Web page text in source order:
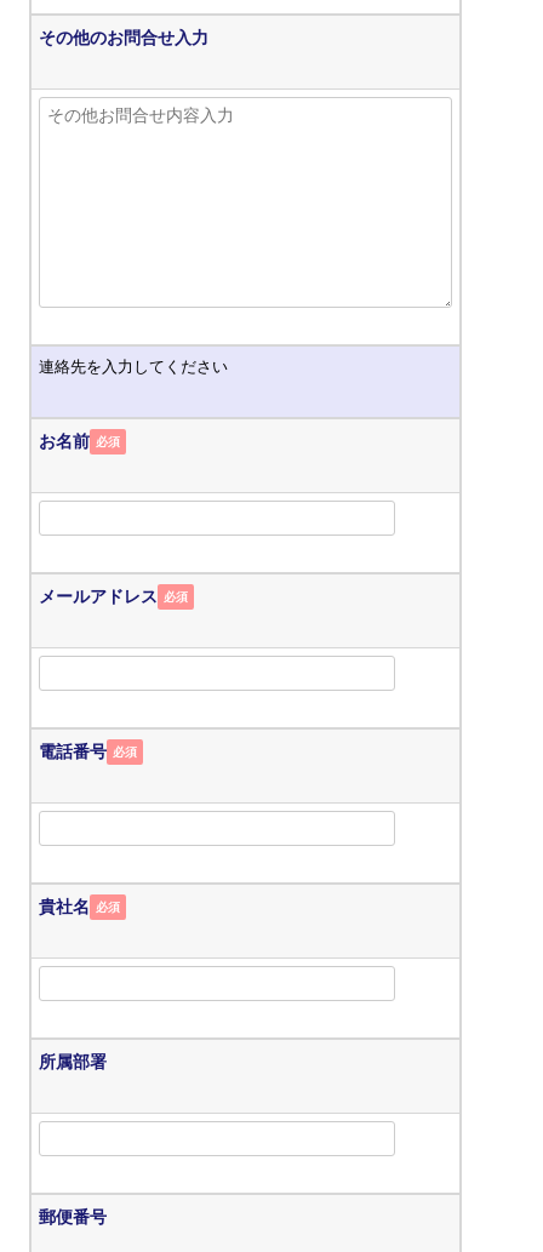
その他のお問合せ入力
連絡先を入力してください
お名前 必須
メールアドレス 必須
電話番号 必須
貴社名 必須
所属部署
郵便番号